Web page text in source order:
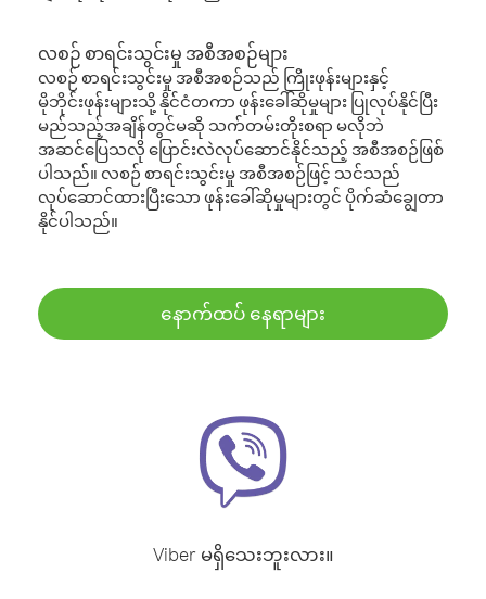
လစဉ် စာရင်းသွင်းမှု အစီအစဉ်များ
လစဉ် စာရင်းသွင်းမှု အစီအစဉ်သည် ကြိုးဖုန်းများနှင့်
မိုဘိုင်းဖုန်းများသို့ နိုင်ငံတကာ ဖုန်းခေါ်ဆိုမှုများ ပြုလုပ်နိုင်ပြီး
မည်သည့်အချိန်တွင်မဆို သက်တမ်းတိုးစရာ မလိုဘဲ
အဆင်ပြေသလို ပြောင်းလဲလုပ်ဆောင်နိုင်သည့် အစီအစဉ်ဖြစ်
ပါသည်။ လစဉ် စာရင်းသွင်းမှု အစီအစဉ်ဖြင့် သင်သည်
လုပ်ဆောင်ထားပြီးသော ဖုန်းခေါ်ဆိုမှုများတွင် ပိုက်ဆံချွေတာ
နိုင်ပါသည်။
နောက်ထပ် နေရာများ
Viber မရှိသေးဘူးလား။